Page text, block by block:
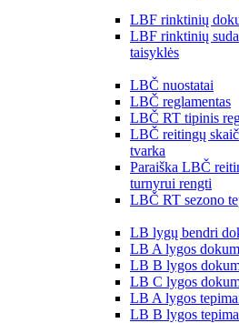
LBF rinktinių
LBF rinktinių
taisyklės
LBČ nuostatai
LBČ reglamentas
LBČ RT tipinis
LBČ reitingų
tvarka
Paraiška LBČ
turnyrui rengti
LBČ RT sezono
LB lygų bendri
LB A lygos
LB B lygos
LB C lygos
LB A lygos
LB B lygos